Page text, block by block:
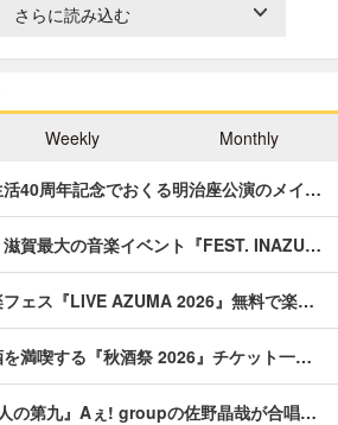
さらに読み込む
Weekly Monthly
40周年記念でおくる明治座公演のメイ…
賀最大の音楽イベント『FEST. INAZU…
ェス『LIVE AZUMA 2026』無料で楽…
満喫する『秋酒祭 2026』チケット一…
人の第九』Aぇ! groupの佐野晶哉が合唱…